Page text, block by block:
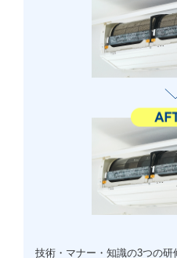
技術・マナー・知識の3つの